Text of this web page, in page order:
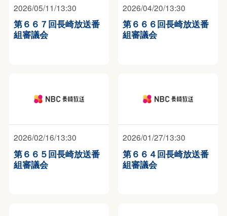
2026/05/11/13:30
第６６７回長崎放送番
組審議会
2026/04/20/13:30
第６６６回長崎放送番
組審議会
2026/02/16/13:30
第６６５回長崎放送番
組審議会
2026/01/27/13:30
第６６４回長崎放送番
組審議会